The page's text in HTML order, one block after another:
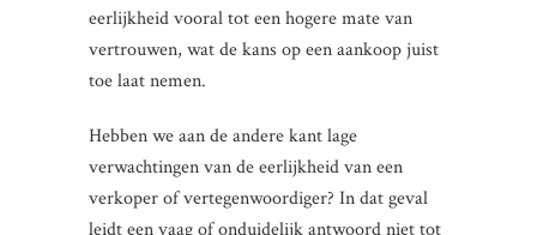
eerlijkheid vooral tot een hogere mate van
vertrouwen, wat de kans op een aankoop juist
toe laat nemen.
Hebben we aan de andere kant lage
verwachtingen van de eerlijkheid van een
verkoper of vertegenwoordiger? In dat geval
leidt een vaag of onduidelijk antwoord niet tot